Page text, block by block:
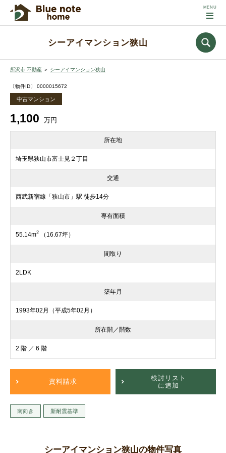
シーアイマンション狭山
所沢市 不動産 ＞ シーアイマンション狭山
〔物件ID〕 0000015672
中古マンション
1,100 万円
所在地
埼玉県狭山市富士見２丁目
交通
西武新宿線「狭山市」駅 徒歩14分
専有面積
55.14m2 （16.67坪）
間取り
2LDK
築年月
1993年02月（平成5年02月）
所在階／階数
2 階 ／ 6 階
資料請求
検討リスト
に追加
南向き 新耐震基準
シーアイマンション狭山の物件写真